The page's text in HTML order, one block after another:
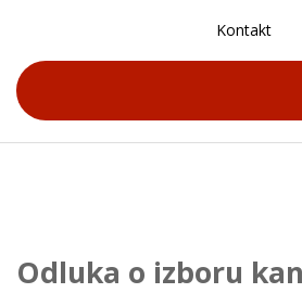
Kontakt
Odluka o izboru